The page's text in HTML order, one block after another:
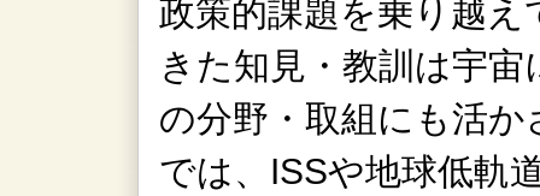
政策的課題を乗り越え
きた知見・教訓は宇宙
の分野・取組にも活
では、ISSや地球低軌